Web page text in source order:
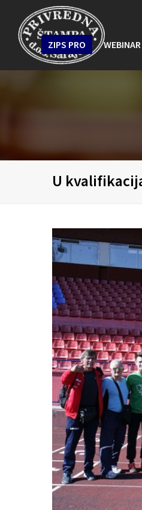
ZIPS PRO WEBINAR
U